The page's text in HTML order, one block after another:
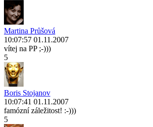
Martina Průšová
10:07:57 01.11.2007
vítej na PP ;-)))
5
Boris Stojanov
10:07:41 01.11.2007
famózní záležitost! :-)))
5